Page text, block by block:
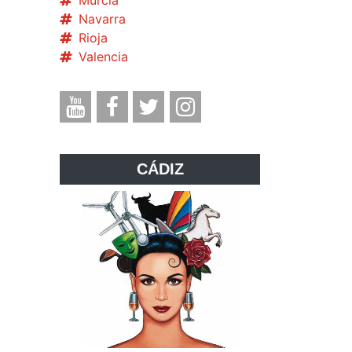
Navarra
Rioja
Valencia
CÁDIZ